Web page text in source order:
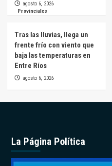
agosto 6, 2026
Provinciales
Tras las lluvias, llega un
frente frío con viento que
baja las temperaturas en
Entre Ríos
agosto 6, 2026
La Página Política